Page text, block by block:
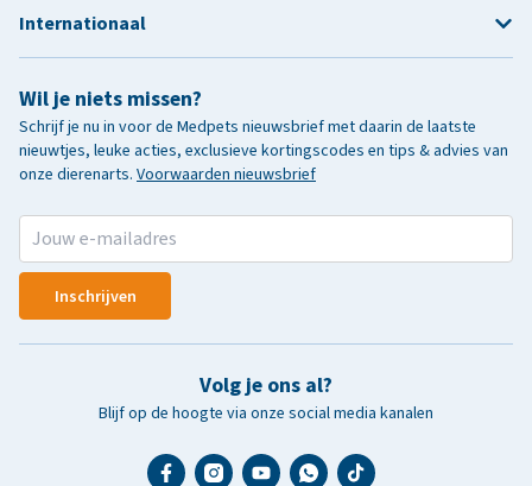
Wil je niets missen?
Schrijf je nu in voor de Medpets nieuwsbrief met daarin de laatste
nieuwtjes, leuke acties, exclusieve kortingscodes en tips & advies van
onze dierenarts. Voorwaarden nieuwsbrief
Inschrijven
Volg je ons al?
Blijf op de hoogte via onze social media kanalen
Internationaal